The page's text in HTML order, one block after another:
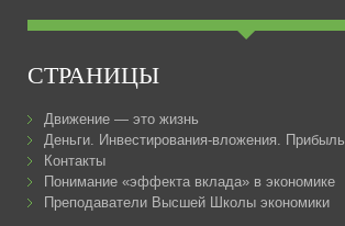
СТРАНИЦЫ
Движение — это жизнь
Деньги. Инвестирования-вложения. Прибыль
Контакты
Понимание «эффекта вклада» в экономике
Преподаватели Высшей Школы экономики